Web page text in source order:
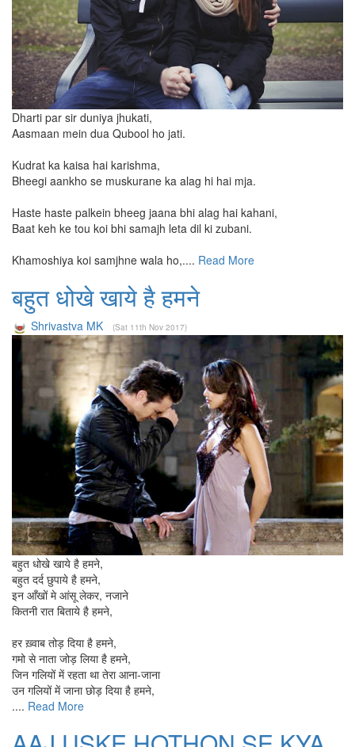
Dharti par sir duniya jhukati,
Aasmaan mein dua Qubool ho jati.
Kudrat ka kaisa hai karishma,
Bheegi aankho se muskurane ka alag hi hai mja.
Haste haste palkein bheeg jaana bhi alag hai kahani,
Baat keh ke tou koi bhi samajh leta dil ki zubani.
Khamoshiya koi samjhne wala ho,.... Read More
बहुत धोखे खाये है हमने
Shrivastva MK (Sat 11th Nov 2017)
बहुत धोखे खाये है हमने,
बहुत दर्द छुपाये है हमने,
इन आँखों मे आंसू लेकर, नजाने
कितनी रात बिताये है हमने,
हर ख़्वाब तोड़ दिया है हमने,
गमो से नाता जोड़ लिया है हमने,
जिन गलियों में रहता था तेरा आना-जाना
उन गलियों में जाना छोड़ दिया है हमने,
.... Read More